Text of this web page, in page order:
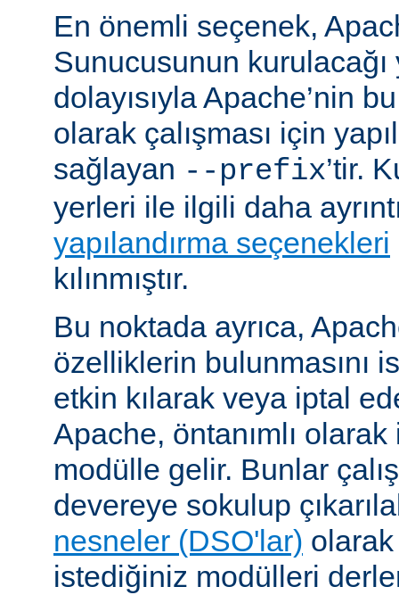
En önemli seçenek,
Sunucusunun
dolayısıyla Apache’nin
olarak çalışması için
sağlayan --prefix’tir.
yerleri ile ilgili daha
yapılandırma seçenekleri
kılınmıştır.
Bu noktada ayrıca,
özelliklerin bulunmasını
etkin kılarak veya iptal
Apache, öntanımlı
modülle gelir. Bunlar
devereye sokulup
nesneler (DSO'lar) olarak
istediğiniz modülleri